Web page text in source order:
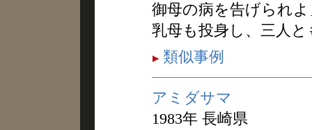
御母の病を告げられ
乳母も投身し、三人
類似事例
アミダサマ
1983年 長崎県